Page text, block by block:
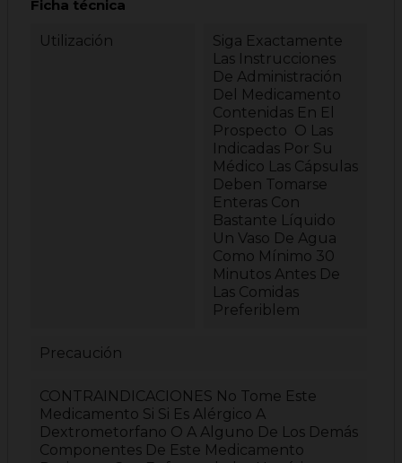
Ficha técnica
Utilización
Siga Exactamente
Las Instrucciones
De Administración
Del Medicamento
Contenidas En El
Prospecto O Las
Indicadas Por Su
Médico Las Cápsulas
Deben Tomarse
Enteras Con
Bastante Líquido
Un Vaso De Agua
Como Mínimo 30
Minutos Antes De
Las Comidas
Preferiblem
Precaución
CONTRAINDICACIONES No Tome Este
Medicamento Si Si Es Alérgico A
Dextrometorfano O A Alguno De Los Demás
Componentes De Este Medicamento